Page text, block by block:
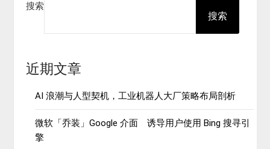
搜索
搜索
近期文章
AI 浪潮与人型契机，工业机器人大厂策略布局剖析
微软「乔装」Google 介面 诱导用户使用 Bing 搜寻引
擎